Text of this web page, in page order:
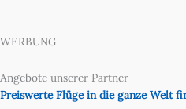
WERBUNG
Angebote unserer Partner
Preiswerte Flüge in die ganze Welt